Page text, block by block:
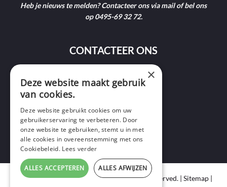
Heb je nieuws te melden? Contacteer ons via mail of bel ons
op 0495-69 32 72.
CONTACTEER ONS
9400 Ninove
+32 495 69 32 72
Copyright © 2020 Ninof Media. All Rights Reserved. | Sitemap|
×
Deze website maakt gebruik
van cookies.
Deze website gebruikt cookies om uw
gebruikerservaring te verbeteren. Door
onze website te gebruiken, stemt u in met
alle cookies in overeenstemming met ons
Cookiebeleid. Lees verder
ALLES ACCEPTEREN ALLES AFWIJZEN